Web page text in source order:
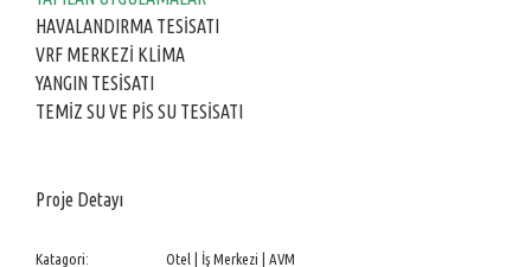
HAVALANDIRMA TESİSATI
VRF MERKEZİ KLİMA
YANGIN TESİSATI
TEMİZ SU VE PİS SU TESİSATI
Proje Detayı
Katagori: Otel | İş Merkezi | AVM